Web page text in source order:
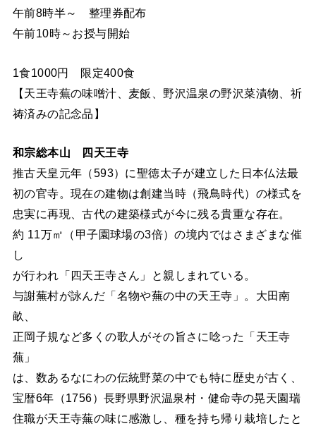
午前8時半～ 整理券配布
午前10時～お授与開始
1食1000円 限定400食
【天王寺蕪の味噌汁、麦飯、野沢温泉の野沢菜漬物、祈
祷済みの記念品】
和宗総本山 四天王寺
推古天皇元年（593）に聖徳太子が建立した日本仏法最
初の官寺。現在の建物は創建当時（飛鳥時代）の様式を
忠実に再現、古代の建築様式が今に残る貴重な存在。
約 11万㎡（甲子園球場の3倍）の境内ではさまざまな催
し
が行われ「四天王寺さん」と親しまれている。
与謝蕪村が詠んだ「名物や蕪の中の天王寺」。大田南
畝、
正岡子規など多くの歌人がその旨さに唸った「天王寺
蕪」
は、数あるなにわの伝統野菜の中でも特に歴史が古く、
宝暦6年（1756）長野県野沢温泉村・健命寺の晃天園瑞
住職が天王寺蕪の味に感激し、種を持ち帰り栽培したと